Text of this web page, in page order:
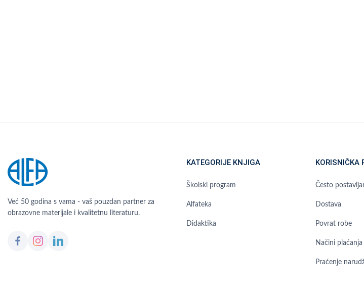
Već 50 godina s vama - vaš pouzdan partner za
obrazovne materijale i kvalitetnu literaturu.
KATEGORIJE KNJIGA
Školski program
Alfateka
Didaktika
KORISNIČKA
Često
Dostava
Povrat robe
Načini plaćanja
Praćenje